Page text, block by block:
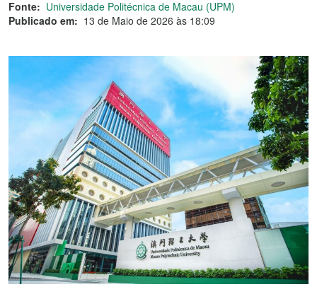
Fonte: Universidade Politécnica de Macau (UPM)
Publicado em: 13 de Maio de 2026 às 18:09